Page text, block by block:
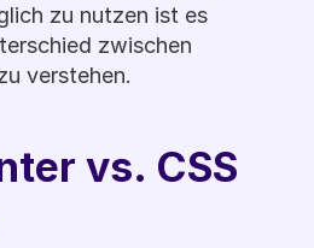
zu nutzen ist es
zwischen
verstehen.
vs. CSS